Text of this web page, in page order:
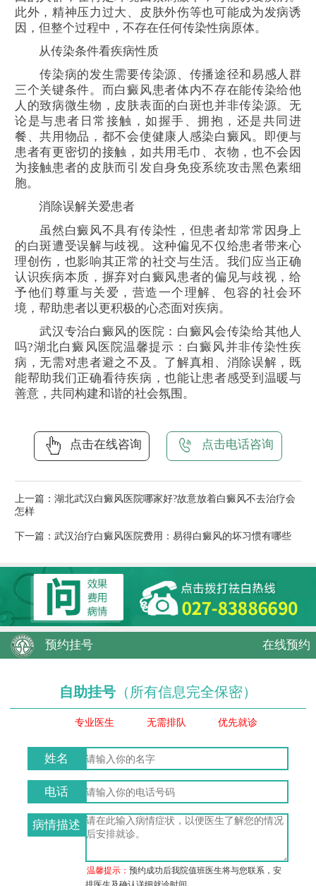
此外，精神压力过大、皮肤外伤等也可能成为发病诱
因，但整个过程中，不存在任何传染性病原体。
从传染条件看疾病性质
传染病的发生需要传染源、传播途径和易感人群
三个关键条件。而白癜风患者体内不存在能传染给他
人的致病微生物，皮肤表面的白斑也并非传染源。无
论是与患者日常接触，如握手、拥抱，还是共同进
餐、共用物品，都不会使健康人感染白癜风。即便与
患者有更密切的接触，如共用毛巾、衣物，也不会因
为接触患者的皮肤而引发自身免疫系统攻击黑色素细
胞。
消除误解关爱患者
虽然白癜风不具有传染性，但患者却常常因身上
的白斑遭受误解与歧视。这种偏见不仅给患者带来心
理创伤，也影响其正常的社交与生活。我们应当正确
认识疾病本质，摒弃对白癜风患者的偏见与歧视，给
予他们尊重与关爱，营造一个理解、包容的社会环
境，帮助患者以更积极的心态面对疾病。
武汉专治白癜风的医院：白癜风会传染给其他人
吗?湖北白癜风医院温馨提示：白癜风并非传染性疾
病，无需对患者避之不及。了解真相、消除误解，既
能帮助我们正确看待疾病，也能让患者感受到温暖与
善意，共同构建和谐的社会氛围。
点击在线咨询 点击电话咨询
上一篇： 湖北武汉白癜风医院哪家好?故意放着白癜风不去治疗会
怎样
下一篇： 武汉治疗白癜风医院费用：易得白癜风的坏习惯有哪些
预约挂号 在线预约
自助挂号 （所有信息完全保密）
专业医生 无需排队 优先就诊
姓名
电话
病情描述
温馨提示：预约成功后我院值班医生将与您联系，安